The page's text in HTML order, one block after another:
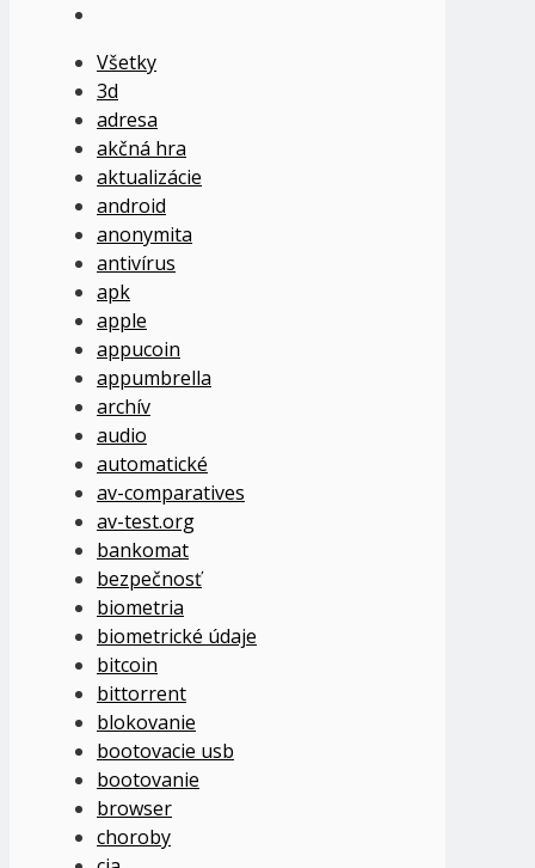
Všetky
3d
adresa
akčná hra
aktualizácie
android
anonymita
antivírus
apk
apple
appucoin
appumbrella
archív
audio
automatické
av-comparatives
av-test.org
bankomat
bezpečnosť
biometria
biometrické údaje
bitcoin
bittorrent
blokovanie
bootovacie usb
bootovanie
browser
choroby